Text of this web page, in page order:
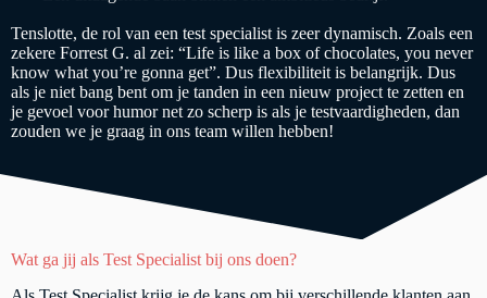
Tenslotte, de rol van een test specialist is zeer dynamisch. Zoals een
zekere Forrest G. al zei: “Life is like a box of chocolates, you never
know what you’re gonna get”. Dus flexibiliteit is belangrijk. Dus
als je niet bang bent om je tanden in een nieuw project te zetten en
je gevoel voor humor net zo scherp is als je testvaardigheden, dan
zouden we je graag in ons team willen hebben!
Wat ga jij als Test Specialist bij ons doen?